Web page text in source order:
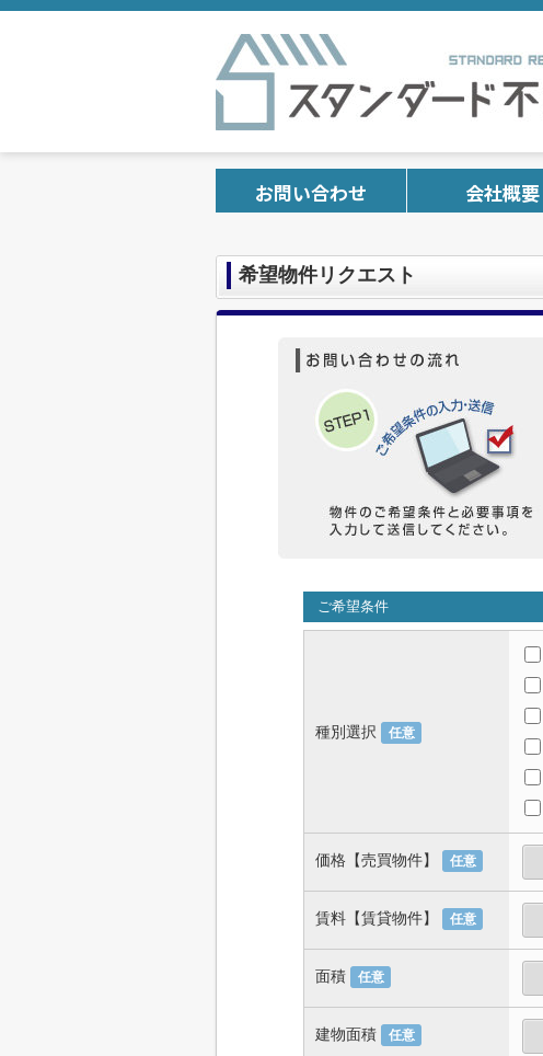
お問い合わせ 会社概要
希望物件リクエスト
ご希望条件
種別選択 任意
価格【売買物件】 任意
賃料【賃貸物件】 任意
面積 任意
建物面積 任意